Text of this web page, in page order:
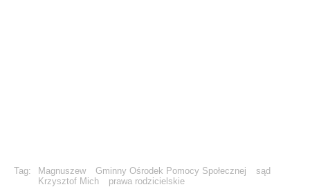
Tag: Magnuszew Gminny Ośrodek Pomocy Społecznej
sąd
Krzysztof Mich
prawa rodzicielskie